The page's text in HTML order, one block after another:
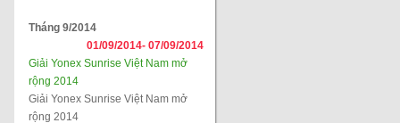
Tháng 9/2014
01/09/2014- 07/09/2014
Giải Yonex Sunrise Việt Nam mở
rộng 2014
Giải Yonex Sunrise Việt Nam mở
rộng 2014